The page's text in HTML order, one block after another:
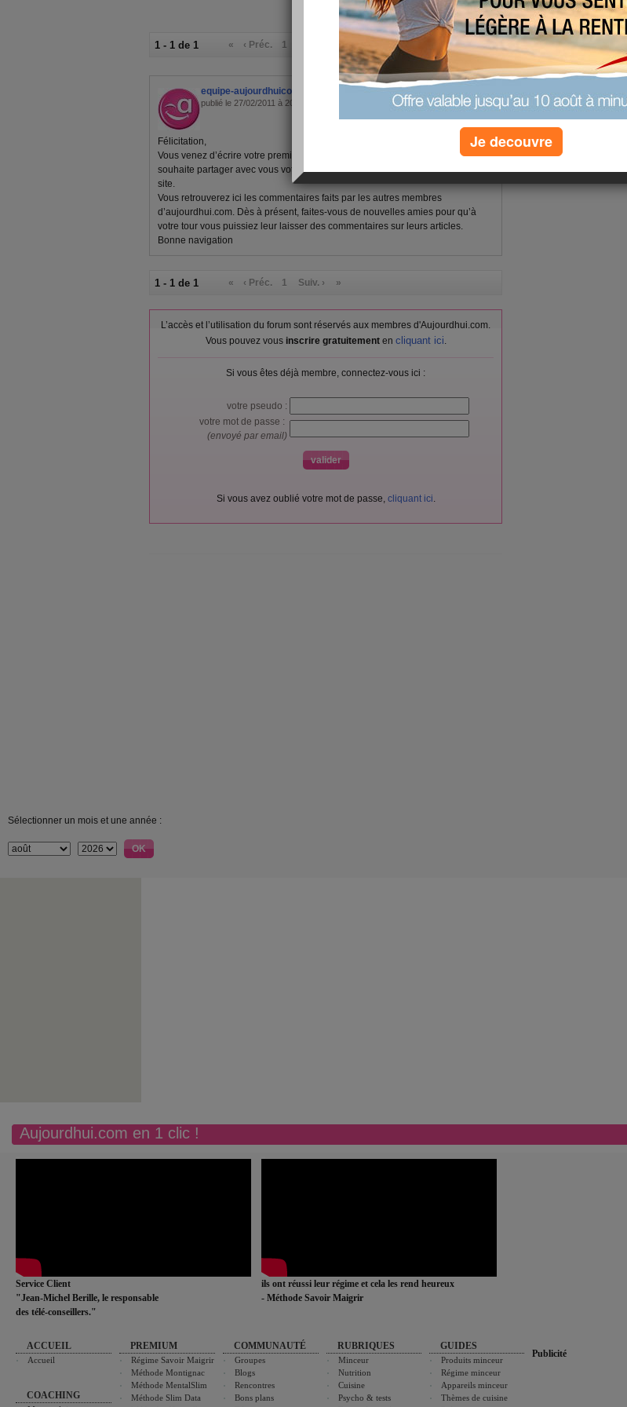
1 - 1 de 1 « ‹ Préc. 1 »
equipe-aujourdhuicom
publié le 27/02/2011 à 20:15
Félicitation,
Vous venez d’écrire votre premier article! Toute l’équipe d’aujourdhui.com
souhaite partager avec vous votre première action en temps que membre du
site.
Vous retrouverez ici les commentaires faits par les autres membres
d’aujourdhui.com. Dès à présent, faites-vous de nouvelles amies pour qu’à
votre tour vous puissiez leur laisser des commentaires sur leurs articles.
Bonne navigation
1 - 1 de 1 « ‹ Préc. 1 Suiv. › »
L’accès et l’utilisation du forum sont réservés aux membres d'Aujourdhui.com.
Vous pouvez vous inscrire gratuitementen cliquant ici.
Si vous êtes déjà membre, connectez-vous ici :
votre pseudo :
votre mot de passe :
(envoyé par email)
Si vous avez oublié votre mot de passe, cliquant ici.
Sélectionner un mois et une année :
Aujourdhui.com en 1 clic !
Service Client
"Jean-Michel Berille, le responsable
des télé-conseillers."
ils ont réussi leur régime et cela les rend heureux
- Méthode Savoir Maigrir
ACCUEIL
Accueil
COACHING
PREMIUM
Régime Savoir Maigrir
Méthode Montignac
Méthode MentalSlim
Méthode Slim Data
COMMUNAUTÉ
Groupes
Blogs
Rencontres
Bons plans
RUBRIQUES
Minceur
Nutrition
Cuisine
Psycho & tests
GUIDES
Produits minceur
Régime minceur
Appareils minceur
Thèmes de cuisine
Publicité
Je decouvre